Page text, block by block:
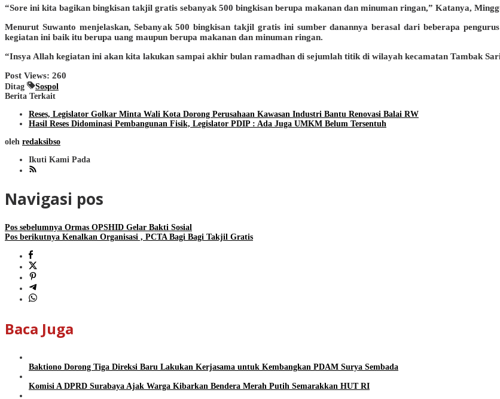
“Sore ini kita bagikan bingkisan takjil gratis sebanyak 500 bingkisan berupa makanan dan minuman ringan,” Katanya,
Menurut Suwanto menjelaskan, Sebanyak 500 bingkisan takjil gratis ini sumber danannya berasal dari beberapa
kegiatan ini baik itu berupa uang maupun berupa makanan dan minuman ringan.
“Insya Allah kegiatan ini akan kita lakukan sampai akhir bulan ramadhan di sejumlah titik di wilayah kecamatan Tambak
Post Views: 260
Ditag
Sospol
Berita Terkait
Reses, Legislator Golkar Minta Wali Kota Dorong Perusahaan Kawasan Industri Bantu Renovasi Balai RW
Hasil Reses Didominasi Pembangunan Fisik, Legislator PDIP : Ada Juga UMKM Belum Tersentuh
oleh redaksibso
Ikuti Kami Pada
Navigasi pos
Pos sebelumnya Ormas OPSHID Gelar Bakti Sosial
Pos berikutnya Kenalkan Organisasi , PCTA Bagi Bagi Takjil Gratis
Baca Juga
Baktiono Dorong Tiga Direksi Baru Lakukan Kerjasama untuk Kembangkan PDAM Surya Sembada
Komisi A DPRD Surabaya Ajak Warga Kibarkan Bendera Merah Putih Semarakkan HUT RI